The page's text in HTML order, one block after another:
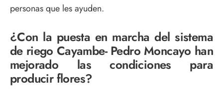
personas que les ayuden.
¿Con la puesta en marcha del sistema
de riego Cayambe- Pedro Moncayo han
mejorado las condiciones para
producir flores?